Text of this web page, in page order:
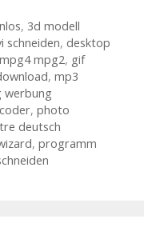
, 3d modell
schneiden, desktop
mpg2, gif
, mp3
werbung
, photo
deutsch
, programm